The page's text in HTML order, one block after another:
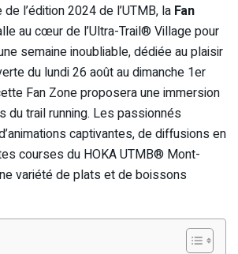
l’édition 2024 de l’UTMB, la Fan
au cœur de l’Ultra-Trail® Village pour
semaine inoubliable, dédiée au plaisir
du lundi 26 août au dimanche 1er
Fan Zone proposera une immersion
du trail running. Les passionnés
captivantes, de diffusions en
courses du HOKA UTMB® Mont-
variété de plats et de boissons